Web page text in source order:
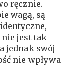
ręcznie.
wagą, są
jest tak
jednak swój
nie wpływa